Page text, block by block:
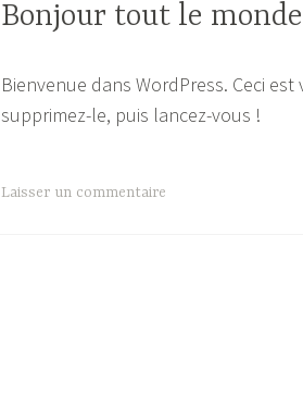
Bonjour tout le
Bienvenue dans WordPress. Ceci
supprimez-le, puis lancez-vous !
Laisser un commentaire